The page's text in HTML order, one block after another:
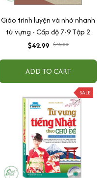
Giáo trình luyện và nhớ nhanh
từ vựng - Cấp độ 7-9 Tập 2
$42.99 $45.00
ADD TO CART
SALE